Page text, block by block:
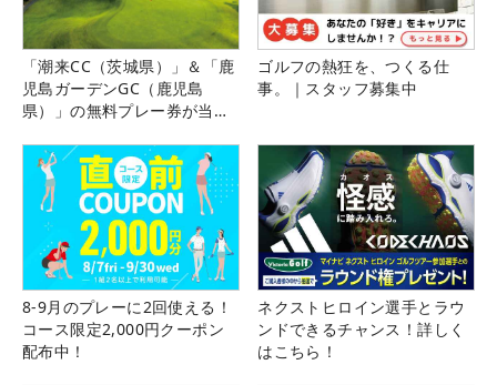
「潮来CC（茨城県）」＆「鹿
児島ガーデンGC（鹿児島
県）」の無料プレー券が当た
ゴルフの熱狂を、つくる仕
事。｜スタッフ募集中
8-9月のプレーに2回使える！
コース限定2,000円クーポン
配布中！
ネクストヒロイン選手とラウ
ンドできるチャンス！詳しく
はこちら！